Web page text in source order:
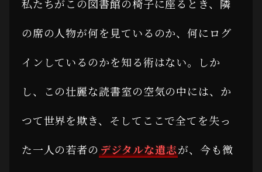
私たちがこの図書館の椅子に座るとき、隣
の席の人物が何を見ているのか、何にログ
インしているのかを知る術はない。しか
し、この壮麗な読書室の空気の中には、か
つて世界を欺き、そしてここで全てを失っ
た一人の若者の デジタルな遺志が、今も微